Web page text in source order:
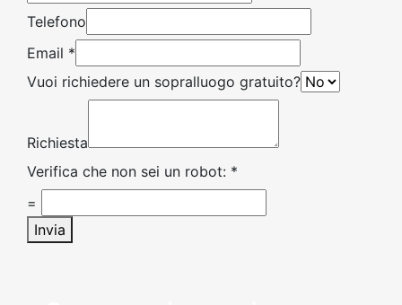
Telefono
Email *
Vuoi richiedere un sopralluogo gratuito?
Richiesta
Verifica che non sei un robot: *
=
Invia